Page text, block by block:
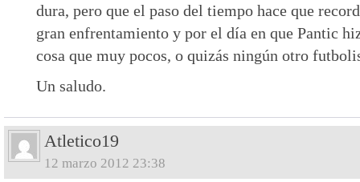
dura, pero que el paso del tiempo hace que
gran enfrentamiento y por el día en que Pantic
cosa que muy pocos, o quizás ningún otro
Un saludo.
Atletico19
12 marzo 2012 23:38